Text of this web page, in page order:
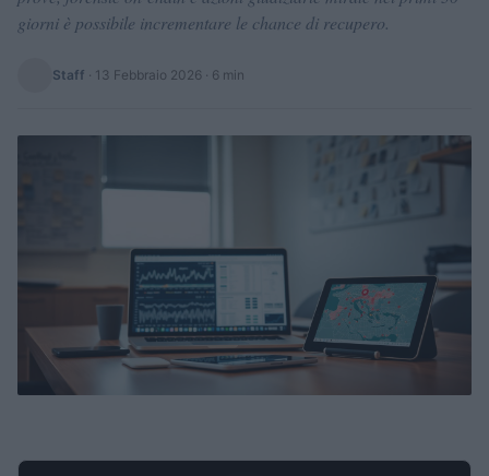
giorni è possibile incrementare le chance di recupero.
Staff · 13 Febbraio 2026 · 6 min